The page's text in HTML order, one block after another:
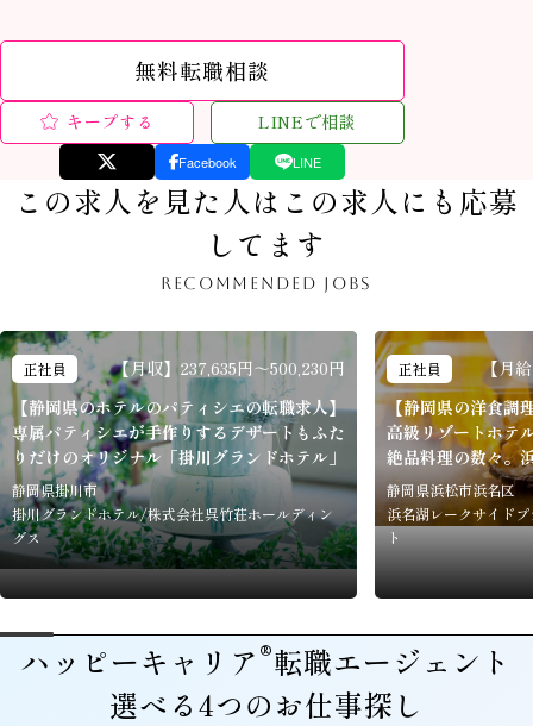
無料転職相談
キープする LINEで相談
Facebook LINE
この求人を見た人はこの求人にも応募
してます
RECOMMENDED JOBS
正社員
【月収】237,635円～500,230円
【静岡県のホテルのパティシエの転職求人】
専属パティシエが手作りするデザートもふた
りだけのオリジナル「掛川グランドホテル」
静岡県掛川市
掛川グランドホテル/株式会社呉竹荘ホールディン
グス
正社員
【月
【静岡県の洋食調
高級リゾートホテ
絶品料理の数々。
静岡県浜松市浜名区
浜名湖レークサイド
ト
ハッピーキャリア®転職エージェント
選べる4つのお仕事探し